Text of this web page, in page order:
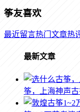
筝友喜欢
最近留言热门文章热
最新文章
筝，上海神声古